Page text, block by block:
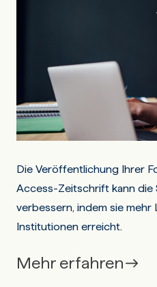
Die Veröffentlichung Ihrer
Access-Zeitschrift kann die
verbessern, indem sie mehr
Institutionen erreicht.
Mehr erfahren